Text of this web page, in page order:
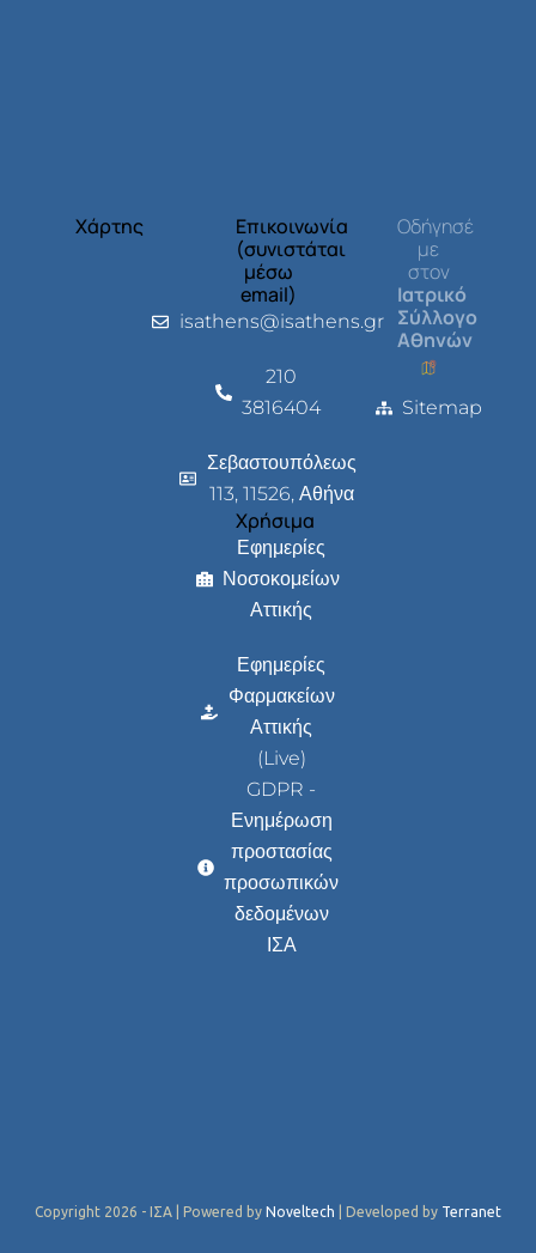
Χάρτης
Επικοινωνία
(συνιστάται
μέσω
email)
isathens@isathens.gr
210
3816404
Σεβαστουπόλεως
113, 11526, Αθήνα
Χρήσιμα
Εφημερίες
Νοσοκομείων
Αττικής
Εφημερίες
Φαρμακείων
Αττικής
(Live)
GDPR -
Ενημέρωση
προστασίας
προσωπικών
δεδομένων
ΙΣΑ
Οδήγησέ
με
στον
Ιατρικό
Σύλλογο
Αθηνών
Sitemap
Copyright 2026 - ΙΣΑ | Powered by Noveltech | Developed by Terranet